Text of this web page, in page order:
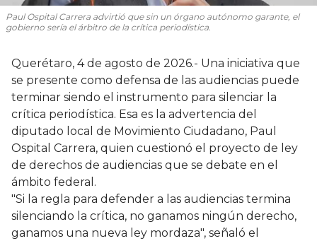
Paul Ospital Carrera advirtió que sin un órgano autónomo garante, el
gobierno sería el árbitro de la crítica periodística.
Querétaro, 4 de agosto de 2026.- Una iniciativa que
se presente como defensa de las audiencias puede
terminar siendo el instrumento para silenciar la
crítica periodística. Esa es la advertencia del
diputado local de Movimiento Ciudadano, Paul
Ospital Carrera, quien cuestionó el proyecto de ley
de derechos de audiencias que se debate en el
ámbito federal.
"Si la regla para defender a las audiencias termina
silenciando la crítica, no ganamos ningún derecho,
ganamos una nueva ley mordaza", señaló el